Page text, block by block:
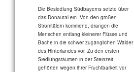
Die Besiedlung Südbayerns setzte über
das Donautal ein. Von den großen
Stromtälern kommend, drangen die
Menschen entlang kleinerer Flüsse und
Bäche in die schwer zugänglichen Wälder
des Hinterlandes vor. Zu den ersten
Siedlungsräumen in der Steinzeit
gehörten wegen ihrer Fruchtbarkeit vor